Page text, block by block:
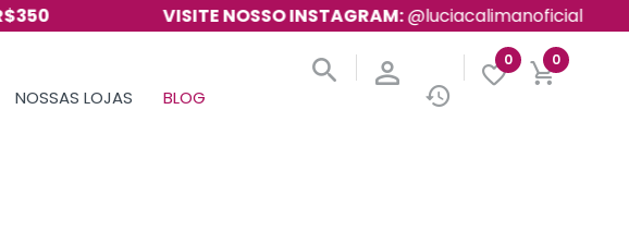
VISITE NOSSO INSTAGRAM:@luciacalimanoficial
NOSSAS LOJAS BLOG
0 0